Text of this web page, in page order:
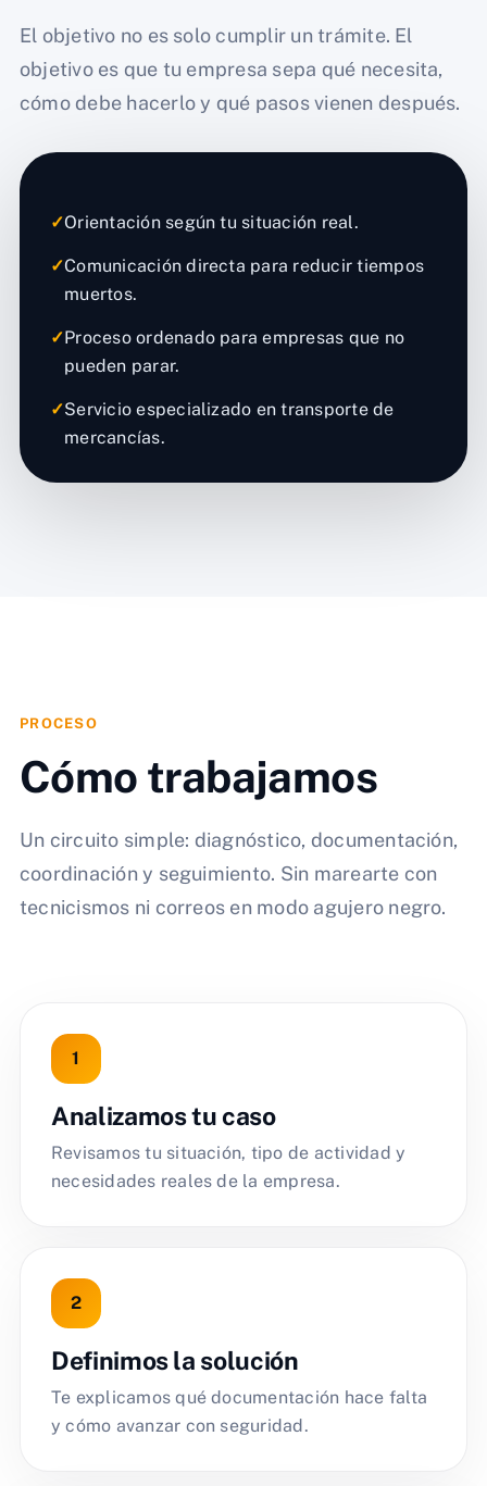
El objetivo no es solo cumplir un trámite. El
objetivo es que tu empresa sepa qué necesita,
cómo debe hacerlo y qué pasos vienen después.
✓Orientación según tu situación real.
✓Comunicación directa para reducir tiempos
muertos.
✓Proceso ordenado para empresas que no
pueden parar.
✓Servicio especializado en transporte de
mercancías.
PROCESO
Cómo trabajamos
Un circuito simple: diagnóstico, documentación,
coordinación y seguimiento. Sin marearte con
tecnicismos ni correos en modo agujero negro.
Analizamos tu caso
Revisamos tu situación, tipo de actividad y
necesidades reales de la empresa.
Definimos la solución
Te explicamos qué documentación hace falta
y cómo avanzar con seguridad.